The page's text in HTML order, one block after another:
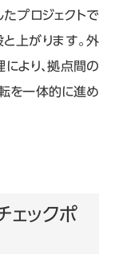
プロジェクトで
上がります。外
より、拠点間の
を一体的に進め
ックポ